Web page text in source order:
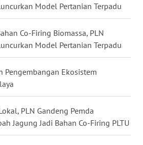
Model Pertanian Terpadu
Co-Firing Biomassa, PLN
Model Pertanian Terpadu
Pengembangan Ekosistem
PLN Gandeng Pemda
Jagung Jadi Bahan Co-Firing PLTU